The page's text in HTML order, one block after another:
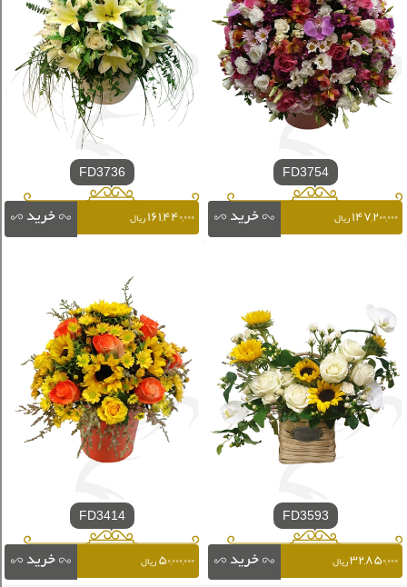
FD3754
۱۴۷,۲۰۰,۰۰۰ریال
FD3736
۱۶۱,۴۴۰,۰۰۰ریال
FD3593
۳۲,۸۵۰,۰۰۰ریال
FD3414
۵۰,۰۰۰,۰۰۰ریال